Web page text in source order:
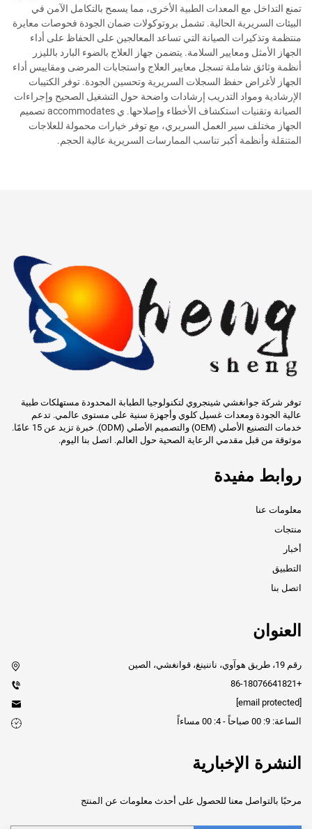
تمنع التداخل مع المعدات الطبية الأخرى، مما يسمح بالتكامل الآمن في
البيئات السريرية الحالية. تشمل بروتوكولات ضمان الجودة فحوصات معايرة
منتظمة وتذكيرات الصيانة التي تساعد المعالجين على الحفاظ على أداء
الجهاز الأمثل ومعايير السلامة. يتضمن جهاز العلاج بالضوء البارد بالليزر
أنظمة وثائق شاملة تسجل معايير العلاج واستجابات المرضى ومقاييس أداء
الجهاز لأغراض حفظ السجلات السريرية وتحسين الجودة. توفر الكتيبات
الإرشادية ومواد التدريب إرشادات واضحة حول التشغيل الصحيح وإجراءات
الصيانة وتقنيات استكشاف الأخطاء وإصلاحها. ي accommodates تصميم
الجهاز مختلف سير العمل السريري، مع توفر خيارات محمولة للعلاجات
المتنقلة وأنظمة أكبر تناسب الممارسات السريرية عالية الحجم.
توفر شركة جوانغشي شينجروي لتكنولوجيا الطبابة المحدودة مستهلكات طبية
عالية الجودة ومعدات غسيل كلوي وأجهزة سنية على مستوى عالمي. تدعم
خدمات التصنيع الأصلي (OEM) والتصميم الأصلي (ODM). خبرة تزيد عن 15 عامًا.
موثوقة من قبل مقدمي الرعاية الصحية حول العالم. اتصل بنا اليوم.
روابط مفيدة
معلومات عنا
منتجات
أخبار
التطبيق
اتصل بنا
العنوان
رقم 19، طريق هوآوي، ناننينغ، قوانغشي، الصين
+86-18076641821
الساعة: 9: 00 صباحاً - 4: 00 مساءاً
النشرة الإخبارية
مرحبًا بالتواصل معنا للحصول على أحدث معلومات عن المنتج